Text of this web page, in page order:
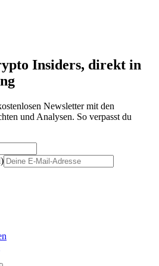
Insiders, direkt in
Newsletter mit den
und Analysen. So verpasst du